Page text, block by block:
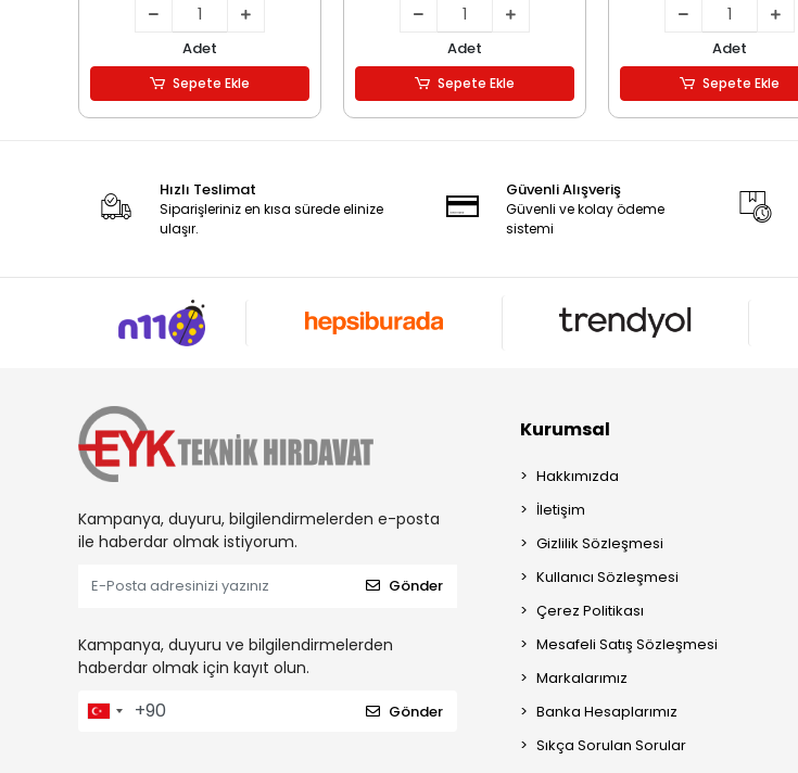
Adet
Sepete Ekle
Adet
Sepete Ekle
Adet
Sepete Ekle
Hızlı Teslimat
Siparişleriniz en kısa sürede elinize
ulaşır.
Güvenli Alışveriş
Güvenli ve kolay ödeme
sistemi
Kampanya, duyuru, bilgilendirmelerden e-posta
ile haberdar olmak istiyorum.
Gönder
Kampanya, duyuru ve bilgilendirmelerden
haberdar olmak için kayıt olun.
Gönder
Kurumsal
Hakkımızda
İletişim
Gizlilik Sözleşmesi
Kullanıcı Sözleşmesi
Çerez Politikası
Mesafeli Satış Sözleşmesi
Markalarımız
Banka Hesaplarımız
Sıkça Sorulan Sorular